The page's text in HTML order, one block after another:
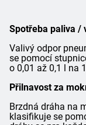
Spotřeba paliva /
Valivý odpor
se pomocí
o 0,01 až 0,1 l na
Přilnavost za
Brzdná dráha na
klasifikuje se